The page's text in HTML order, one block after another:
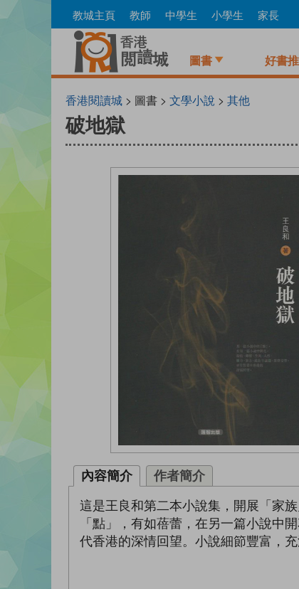
to
教城主頁 教師 中學生 小學生 家長
圖書 好書
香港閱讀城 > 圖書 > 文學小說 > 其他
破地獄
內容簡介 作者簡介
這是王良和第二本小說集，開展「家
「點」，有如蓓蕾，在另一篇小說中
代香港的深情回望。小說細節豐富，